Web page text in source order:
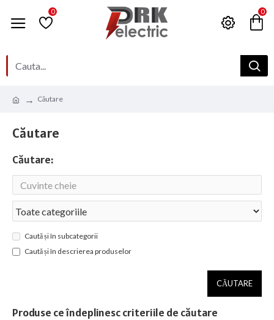
0 0
Căutare
Căutare
Căutare:
Caută și în subcategorii
Caută și în descrierea produselor
CĂUTARE
Produse ce îndeplinesc criteriile de căutare